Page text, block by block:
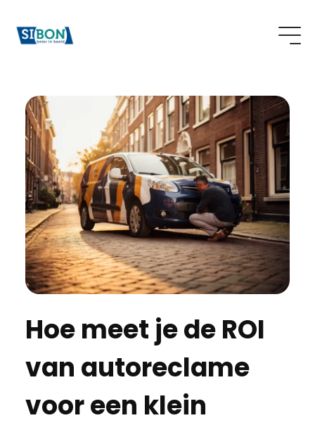
Hoe meet je de ROI
van autoreclame
voor een klein